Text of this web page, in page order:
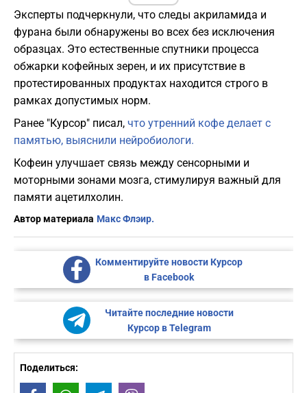
​Эксперты подчеркнули, что следы акриламида и
фурана были обнаружены во всех без исключения
образцах. Это естественные спутники процесса
обжарки кофейных зерен, и их присутствие в
протестированных продуктах находится строго в
рамках допустимых норм.
Ранее "Курсор" писал, что утренний кофе делает с
памятью, выяснили нейробиологи.
Кофеин улучшает связь между сенсорными и
моторными зонами мозга, стимулируя важный для
памяти ацетилхолин.
Автор материала Макс Флэир.
Комментируйте новости Курсор
в Facebook
Читайте последние новости
Курсор в Telegram
Поделиться: